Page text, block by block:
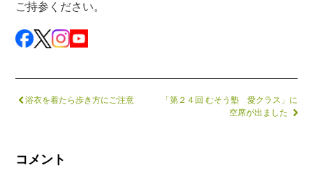
ご持参ください。
浴衣を着たら歩き方にご注意
「第２４回 むそう塾 愛クラス」に
空席が出ました
コメント